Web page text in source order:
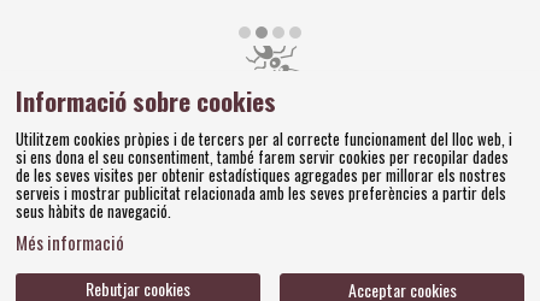
Figueres
Tel. 972 677 520 |amics@fundaciodali.org
Sitemap | Avís Legal
Contacteu | Bases concursos
Informació sobre cookies
Utilitzem cookies pròpies i de tercers per al correcte funcionament del lloc web, i
si ens dona el seu consentiment, també farem servir cookies per recopilar dades
de les seves visites per obtenir estadístiques agregades per millorar els nostres
serveis i mostrar publicitat relacionada amb les seves preferències a partir dels
seus hàbits de navegació.
Més informació
Acceptar cookies
Rebutjar cookies